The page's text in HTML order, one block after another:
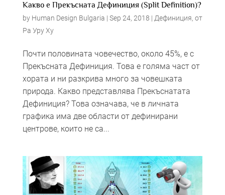
Какво е Прекъсната Дефиниция (Split Definition)?
by Human Design Bulgaria | Sep 24, 2018 | Дефиниция, от
Ра Уру Ху
Почти половината човечество, около 45%, е с
Прекъсната Дефиниция. Това е голяма част от
хората и ни разкрива много за човешката
природа. Какво представлява Прекъснатата
Дефиниция? Това означава, че в личната
графика има две области от дефинирани
центрове, които не са...